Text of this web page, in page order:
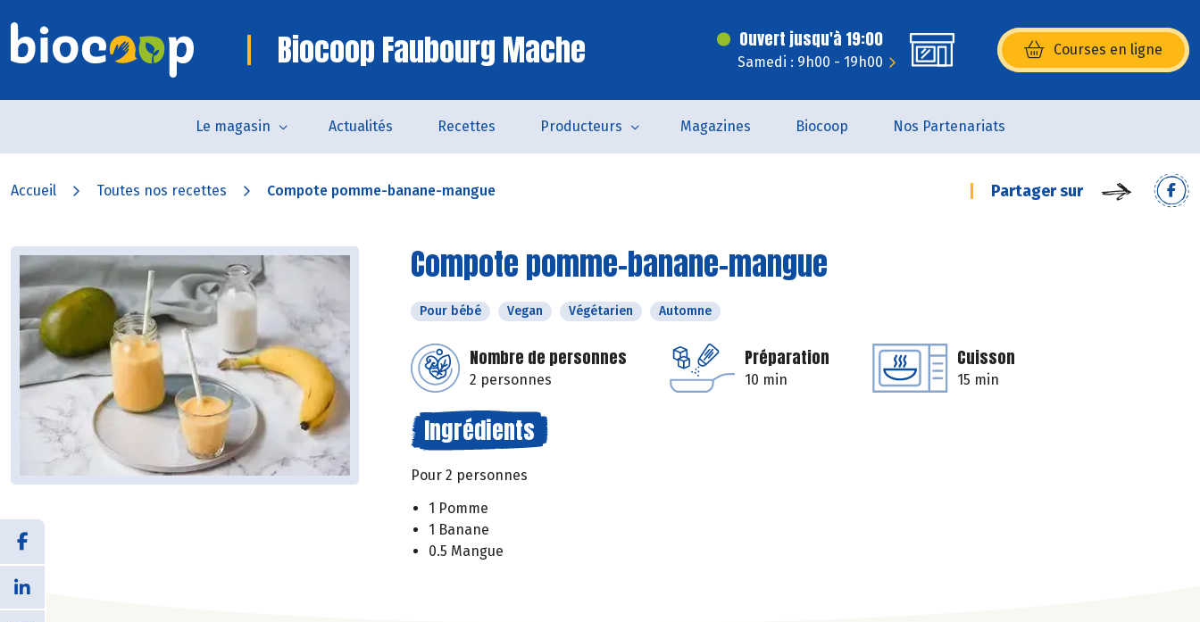
Biocoop Faubourg Mache Ouvert jusqu'à 19:00
Samedi : 9h00 - 19h00
Courses en ligne
(s’ouvre dans une nouvelle
Le magasin Actualités Recettes Producteurs Magazines Biocoop Nos Partenariats
Accueil Toutes nos recettes Compote pomme-banane-mangue Partager sur
Compote pomme-banane-mangue
Pour bébé Vegan Végétarien Automne
Nombre de personnes
2 personnes
Préparation
10 min
Cuisson
15 min
Ingrédients
Pour 2 personnes
1 Pomme
1 Banane
0.5 Mangue